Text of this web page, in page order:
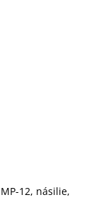
12, násilie,